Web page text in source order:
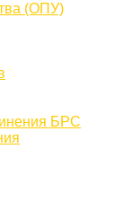
(ОПУ)
БРС